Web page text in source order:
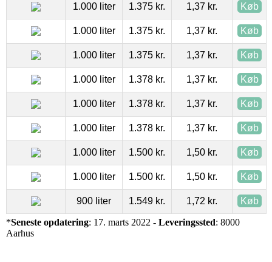
1.000 liter 1.375 kr. 1,37 kr. Køb
1.000 liter 1.375 kr. 1,37 kr. Køb
1.000 liter 1.375 kr. 1,37 kr. Køb
1.000 liter 1.378 kr. 1,37 kr. Køb
1.000 liter 1.378 kr. 1,37 kr. Køb
1.000 liter 1.378 kr. 1,37 kr. Køb
1.000 liter 1.500 kr. 1,50 kr. Køb
1.000 liter 1.500 kr. 1,50 kr. Køb
900 liter 1.549 kr. 1,72 kr. Køb
*Seneste opdatering: 17. marts 2022 - Leveringssted: 8000
Aarhus